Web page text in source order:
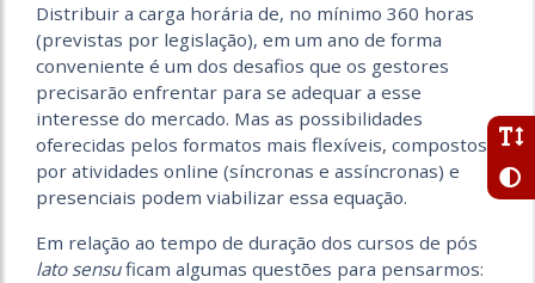
Distribuir a carga horária de, no mínimo 360 horas
(previstas por legislação), em um ano de forma
conveniente é um dos desafios que os gestores
precisarão enfrentar para se adequar a esse
interesse do mercado. Mas as possibilidades
oferecidas pelos formatos mais flexíveis, compostos
por atividades online (síncronas e assíncronas) e
presenciais podem viabilizar essa equação.
Em relação ao tempo de duração dos cursos de pós
lato sensuficam algumas questões para pensarmos: